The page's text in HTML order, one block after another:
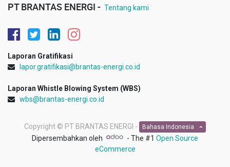
PT BRANTAS ENERGI - Tentang kami
Laporan Gratifikasi
lapor.gratifikasi@brantas-energi.co.id
Laporan Whistle Blowing System (WBS)
wbs@brantas-energi.co.id
Copyright © PT BRANTAS ENERGI - Bahasa Indonesia
Dipersembahkan oleh - The #1 Open Source
eCommerce